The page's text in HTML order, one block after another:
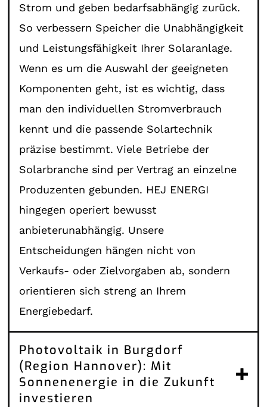
Strom und geben bedarfsabhängig zurück.
So verbessern Speicher die Unabhängigkeit
und Leistungsfähigkeit Ihrer Solaranlage.
Wenn es um die Auswahl der geeigneten
Komponenten geht, ist es wichtig, dass
man den individuellen Stromverbrauch
kennt und die passende Solartechnik
präzise bestimmt. Viele Betriebe der
Solarbranche sind per Vertrag an einzelne
Produzenten gebunden. HEJ ENERGI
hingegen operiert bewusst
anbieterunabhängig. Unsere
Entscheidungen hängen nicht von
Verkaufs- oder Zielvorgaben ab, sondern
orientieren sich streng an Ihrem
Energiebedarf.
Photovoltaik in Burgdorf
(Region Hannover): Mit
Sonnenenergie in die Zukunft
investieren